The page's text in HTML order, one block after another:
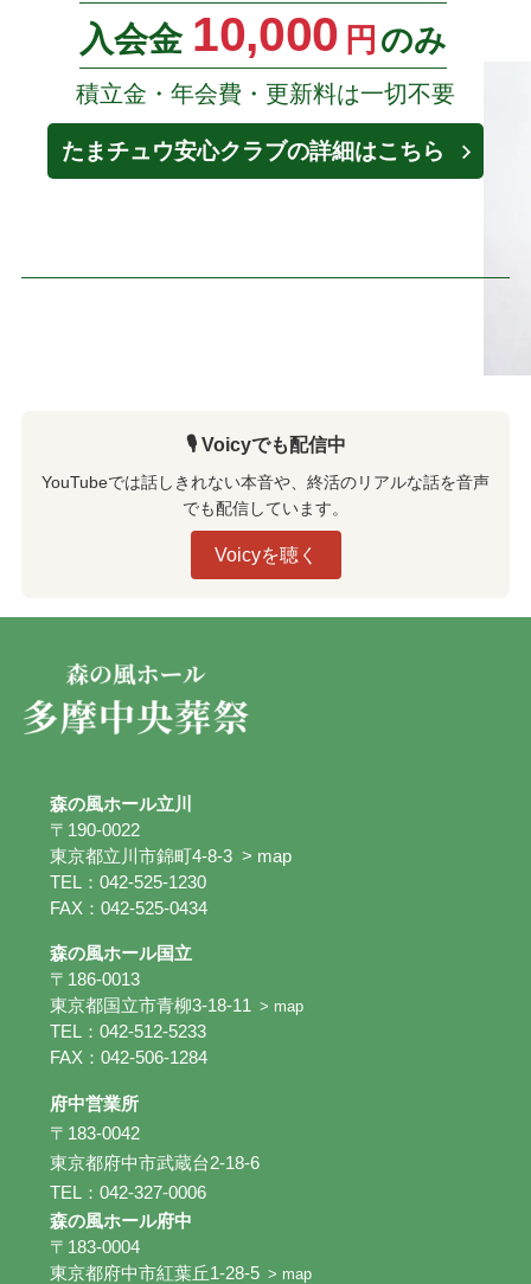
入会金 10,000 円 のみ
積立金・年会費・更新料は一切不要
たまチュウ安心クラブの詳細はこちら
🎙️ Voicyでも配信中
YouTubeでは話しきれない本音や、終活のリアルな話を音声
でも配信しています。
Voicyを聴く
森の風ホール立川
〒190-0022
東京都立川市錦町4-8-3 > map
TEL：042-525-1230
FAX：042-525-0434
森の風ホール国立
〒186-0013
東京都国立市青柳3-18-11
> map
TEL：042-512-5233
FAX：042-506-1284
府中営業所
〒183-0042
東京都府中市武蔵台2-18-6
TEL：042-327-0006
森の風ホール府中
〒183-0004
東京都府中市紅葉丘1-28-5 > map